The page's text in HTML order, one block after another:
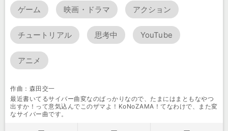
ゲーム 映画・ドラマ アクション
チュートリアル 思考中 YouTube
アニメ
作曲：森田交一
最近書いてるサイバー曲変なのばっかりなので、たまにはまともなやつ
出すか！って意気込んでこのザマよ！KoNoZAMA！てなわけで、また変
なサイバー曲です。